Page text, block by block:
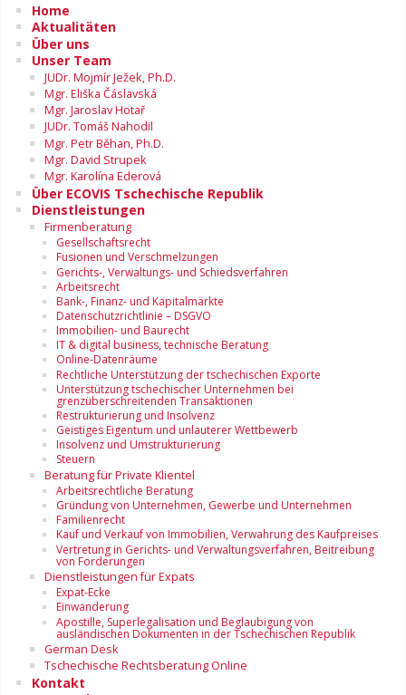
Home
Aktualitäten
Über uns
Unser Team
JUDr. Mojmír Ježek, Ph.D.
Mgr. Eliška Čáslavská
Mgr. Jaroslav Hotař
JUDr. Tomáš Nahodil
Mgr. Petr Běhan, Ph.D.
Mgr. David Strupek
Mgr. Karolína Ederová
Über ECOVIS Tschechische Republik
Dienstleistungen
Firmenberatung
Gesellschaftsrecht
Fusionen und Verschmelzungen
Gerichts-, Verwaltungs- und Schiedsverfahren
Arbeitsrecht
Bank-, Finanz- und Kapitalmärkte
Datenschutzrichtlinie – DSGVO
Immobilien- und Baurecht
IT & digital business, technische Beratung
Online-Datenräume
Rechtliche Unterstützung der tschechischen Exporte
Unterstützung tschechischer Unternehmen bei
grenzüberschreitenden Transaktionen
Restrukturierung und Insolvenz
Geistiges Eigentum und unlauterer Wettbewerb
Insolvenz und Umstrukturierung
Steuern
Beratung für Private Klientel
Arbeitsrechtliche Beratung
Gründung von Unternehmen, Gewerbe und Unternehmen
Familienrecht
Kauf und Verkauf von Immobilien, Verwahrung des Kaufpreises
Vertretung in Gerichts- und Verwaltungsverfahren, Beitreibung
von Forderungen
Dienstleistungen für Expats
Expat-Ecke
Einwanderung
Apostille, Superlegalisation und Beglaubigung von
ausländischen Dokumenten in der Tschechischen Republik
German Desk
Tschechische Rechtsberatung Online
Kontakt